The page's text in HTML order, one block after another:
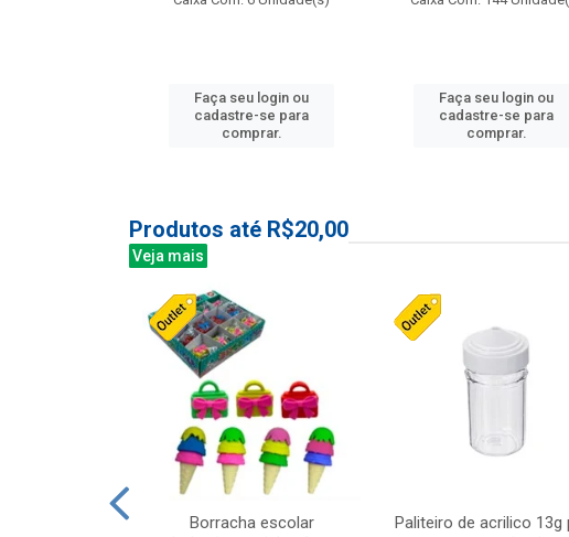
Faça seu login ou
cadastre-se para
comprar.
Faça seu login ou
cadastre-se para
comprar.
Produtos até R$20,00
Veja mais
Borracha escolar
Paliteiro de acrilico 13g